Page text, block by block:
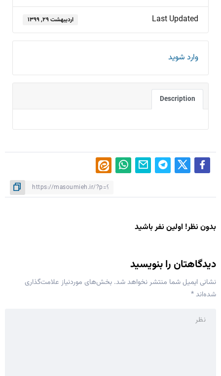
Last Updated اردیبهشت ۲۹, ۱۳۹۹
وارد شوید
Description
بدون نظر! اولین نفر باشید
دیدگاهتان را بنویسید
نشانی ایمیل شما منتشر نخواهد شد. بخش‌های موردنیاز علامت‌گذاری
شده‌اند*